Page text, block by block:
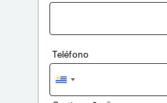
Teléfono
Uruguay
+598